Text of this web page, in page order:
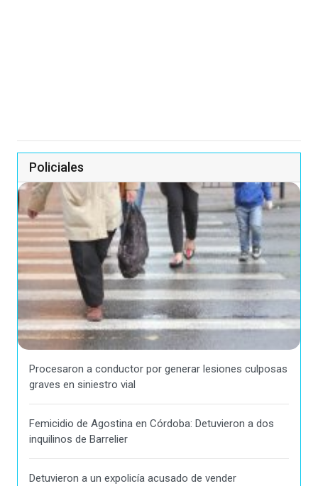
Policiales
Procesaron a conductor por generar lesiones culposas
graves en siniestro vial
Femicidio de Agostina en Córdoba: Detuvieron a dos
inquilinos de Barrelier
Detuvieron a un expolicía acusado de vender